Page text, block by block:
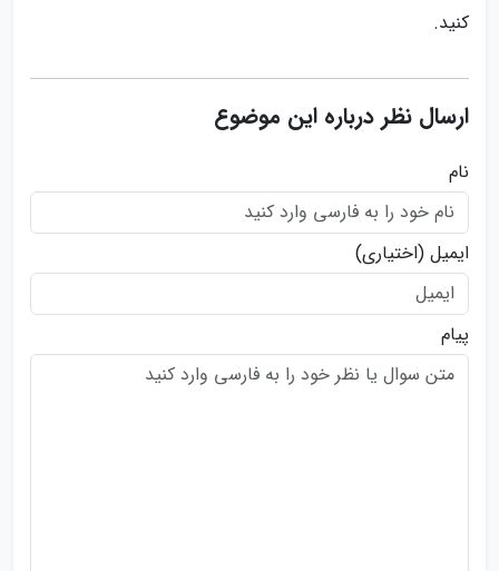
کنید.
ارسال نظر درباره این موضوع
نام
ایمیل (اختیاری)
پیام